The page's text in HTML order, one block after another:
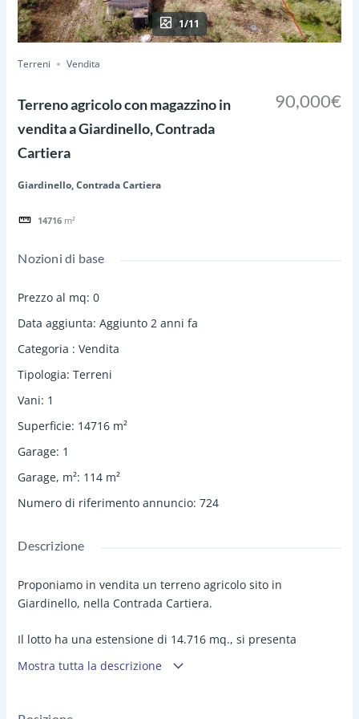
1/11
Terreni Vendita
Terreno agricolo con magazzino in
vendita a Giardinello, Contrada
Cartiera
Giardinello, Contrada Cartiera
14716 m²
90,000€
Nozioni di base
Prezzo al mq: 0
Data aggiunta: Aggiunto 2 anni fa
Categoria : Vendita
Tipologia: Terreni
Vani: 1
Superficie: 14716 m²
Garage: 1
Garage, m²: 114 m²
Numero di riferimento annuncio: 724
Descrizione
Proponiamo in vendita un terreno agricolo sito in
Giardinello, nella Contrada Cartiera.
Il lotto ha una estensione di 14.716 mq., si presenta
pianeggiante, piantumato ad alberi di ulivo,
alimenta l'impianto di irrigazione.
Mostra tutta la descrizione